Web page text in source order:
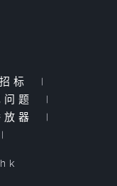
招标
|
问题
|
放器
|
|